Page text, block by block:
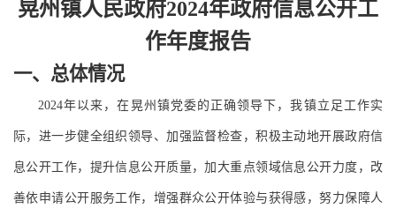
晃州镇人民政府2024年政府信息公开工
作年度报告
一、总体情况
2024年以来，在晃州镇党委的正确领导下，我镇立足工作实
际，进一步健全组织领导、加强监督检查，积极主动地开展政府信
息公开工作，提升信息公开质量，加大重点领域信息公开力度，改
善依申请公开服务工作，增强群众公开体验与获得感，努力保障人